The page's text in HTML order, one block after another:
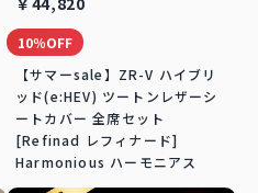
10％OFF
【サマーsale】ZR-V ハイブリ
ッド(e:HEV) ツートンレザーシ
ートカバー 全席セット
[Refinad レフィナード]
Harmonious ハーモニアス